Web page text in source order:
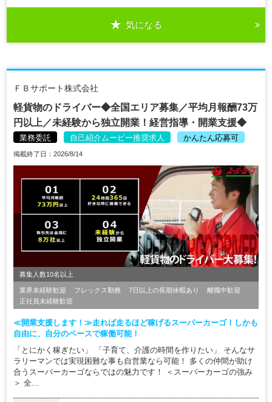
気になる
ＦＢサポート株式会社
軽貨物のドライバー◆全国エリア募集／平均月報酬73万
円以上／未経験から独立開業！経営指導・開業支援◆
業務委託 自己紹介ムービー推奨求人 かんたん応募可
掲載終了日：2026/8/14
募集人数10名以上
業界未経験歓迎 フレックス勤務 7日以上の長期休暇あり
離職中歓迎
正社員未経験歓迎
≪開業支援します！≫走れば走るほど稼げるスーパーカーゴ！しかも
自由に、自分のペースで稼働可能！
「とにかく稼ぎたい」 「子育て、介護の時間を作りたい」 そんなサ
ラリーマンでは実現困難な事も自営業なら可能！ 多くの仲間が助け
合うスーパーカーゴならではの魅力です！ ＜スーパーカーゴの強み
＞ 全...